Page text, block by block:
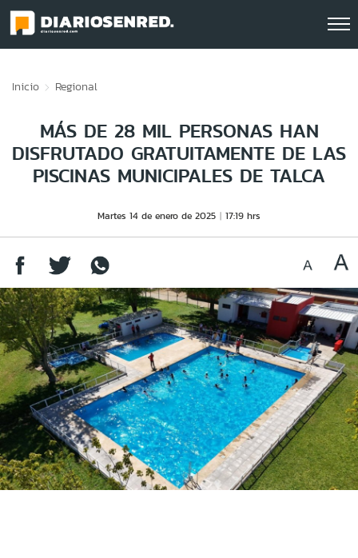
Inicio Regional
MÁS DE 28 MIL PERSONAS HAN
DISFRUTADO GRATUITAMENTE DE LAS
PISCINAS MUNICIPALES DE TALCA
Martes 14 de enero de 2025 17:19 hrs